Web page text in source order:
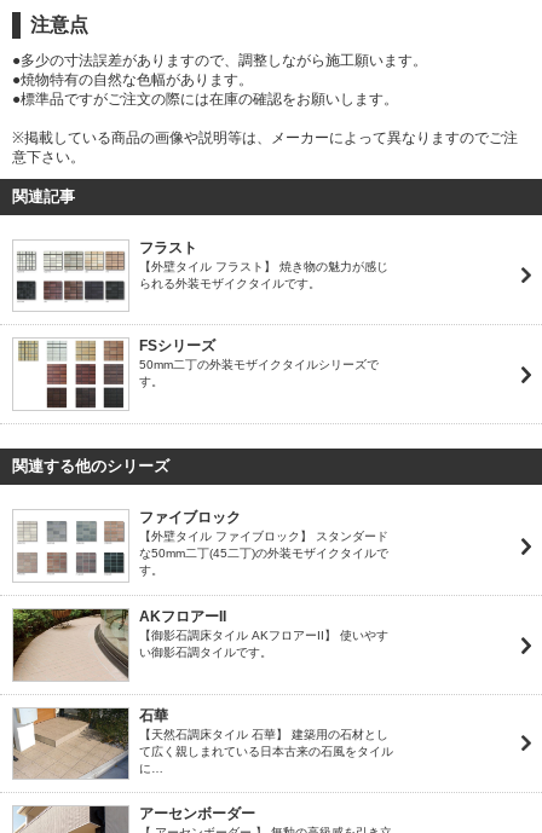
注意点
●多少の寸法誤差がありますので、調整しながら施工願います。
●焼物特有の自然な色幅があります。
●標準品ですがご注文の際には在庫の確認をお願いします。
※掲載している商品の画像や説明等は、メーカーによって異なりますのでご注
意下さい。
関連記事
フラスト
【外壁タイル フラスト】 焼き物の魅力が感じ
られる外装モザイクタイルです。
FSシリーズ
50mm二丁の外装モザイクタイルシリーズで
す。
関連する他のシリーズ
ファイブロック
【外壁タイル ファイブロック】 スタンダード
な50mm二丁(45二丁)の外装モザイクタイルで
す。
AKフロアーII
【御影石調床タイル AKフロアーII】 使いやす
い御影石調タイルです。
石華
【天然石調床タイル 石華】 建築用の石材とし
て広く親しまれている日本古来の石風をタイル
に…
アーセンボーダー